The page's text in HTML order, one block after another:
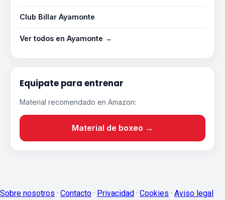
Club Billar Ayamonte
Ver todos en Ayamonte →
Equipate para entrenar
Material recomendado en Amazon:
Material de boxeo →
Sobre nosotros · Contacto · Privacidad · Cookies · Aviso legal